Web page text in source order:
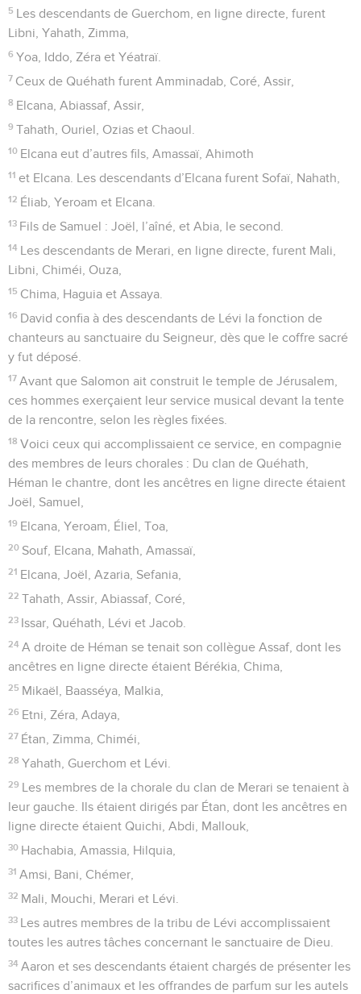
5 Les descendants de Guerchom, en ligne directe, furent
Libni, Yahath, Zimma,
6 Yoa, Iddo, Zéra et Yéatraï.
7 Ceux de Quéhath furent Amminadab, Coré, Assir,
8 Elcana, Abiassaf, Assir,
9 Tahath, Ouriel, Ozias et Chaoul.
10 Elcana eut d’autres fils, Amassaï, Ahimoth
11 et Elcana. Les descendants d’Elcana furent Sofaï, Nahath,
12 Éliab, Yeroam et Elcana.
13 Fils de Samuel : Joël, l’aîné, et Abia, le second.
14 Les descendants de Merari, en ligne directe, furent Mali,
Libni, Chiméi, Ouza,
15 Chima, Haguia et Assaya.
16 David confia à des descendants de Lévi la fonction de
chanteurs au sanctuaire du Seigneur, dès que le coffre sacré
y fut déposé.
17 Avant que Salomon ait construit le temple de Jérusalem,
ces hommes exerçaient leur service musical devant la tente
de la rencontre, selon les règles fixées.
18 Voici ceux qui accomplissaient ce service, en compagnie
des membres de leurs chorales : Du clan de Quéhath,
Héman le chantre, dont les ancêtres en ligne directe étaient
Joël, Samuel,
19 Elcana, Yeroam, Éliel, Toa,
20 Souf, Elcana, Mahath, Amassaï,
21 Elcana, Joël, Azaria, Sefania,
22 Tahath, Assir, Abiassaf, Coré,
23 Issar, Quéhath, Lévi et Jacob.
24 A droite de Héman se tenait son collègue Assaf, dont les
ancêtres en ligne directe étaient Bérékia, Chima,
25 Mikaël, Baasséya, Malkia,
26 Etni, Zéra, Adaya,
27 Étan, Zimma, Chiméi,
28 Yahath, Guerchom et Lévi.
29 Les membres de la chorale du clan de Merari se tenaient à
leur gauche. Ils étaient dirigés par Étan, dont les ancêtres en
ligne directe étaient Quichi, Abdi, Mallouk,
30 Hachabia, Amassia, Hilquia,
31 Amsi, Bani, Chémer,
32 Mali, Mouchi, Merari et Lévi.
33 Les autres membres de la tribu de Lévi accomplissaient
toutes les autres tâches concernant le sanctuaire de Dieu.
34 Aaron et ses descendants étaient chargés de présenter les
sacrifices d’animaux et les offrandes de parfum sur les autels